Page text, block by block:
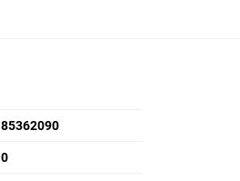
85362090
0